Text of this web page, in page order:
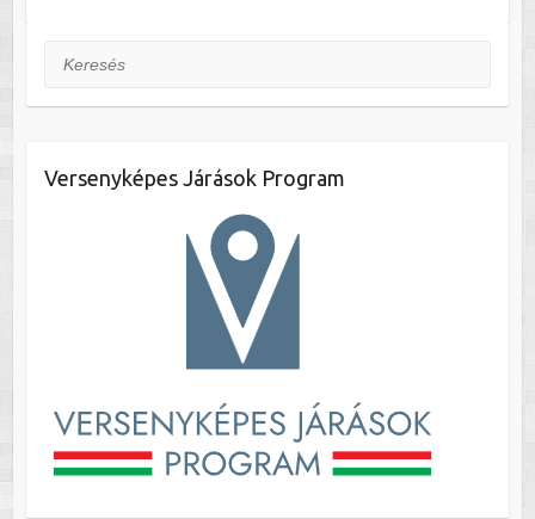
Keresés
Versenyképes Járások Program